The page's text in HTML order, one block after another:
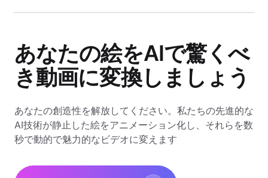
あなたの絵をAIで驚くべ
き動画に変換しましょう
あなたの創造性を解放してください。私たちの先進的な
AI技術が静止した絵をアニメーション化し、それらを数
秒で動的で魅力的なビデオに変えます